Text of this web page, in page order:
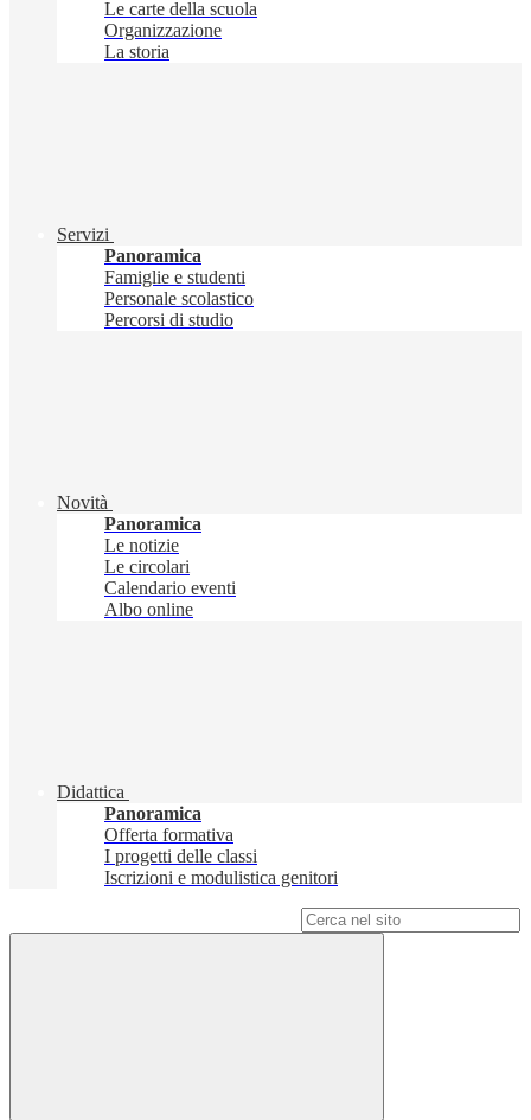
Le carte della scuola
Organizzazione
La storia
Servizi
Panoramica
Famiglie e studenti
Personale scolastico
Percorsi di studio
Novità
Panoramica
Le notizie
Le circolari
Calendario eventi
Albo online
Didattica
Panoramica
Offerta formativa
I progetti delle classi
Iscrizioni e modulistica genitori